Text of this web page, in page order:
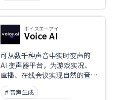
ボイスエーアイ
Voice AI
可从数千种声音中实时变声的
AI 变声器平台，为游戏实况、
直播、在线会议实现自然的音色
转换。
# 音声生成